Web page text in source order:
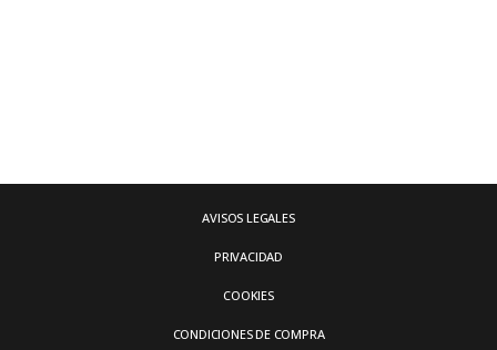
AVISOS LEGALES
PRIVACIDAD
COOKIES
CONDICIONES DE COMPRA